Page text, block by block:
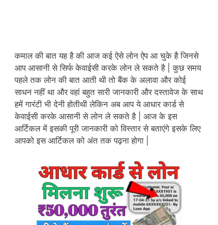
कमाल की बात यह है की आज कई ऐसे लोन ऐप आ चुके है जिनसे
आप आसानी से सिर्फ केवाईसी करके लोन ले सकते है | कुछ समय
पहले तक लोन की बात आती थी तो बैंक के अलावा और कोई
साधन नहीं था और वहां बहुत सारी जानकारी और दस्तावेज के साथ
हमें गारंटी भी देनी होतीथी लेकिन अब आप ये आधार कार्ड से
केवाईसी करके आसानी से लोन ले सकते है | आज के इस
आर्टिकल में इसकी पूरी जानकारी को विस्तार से बताएंगे इसके लिए
आपको इस आर्टिकल को अंत तक पढ़ना होगा |